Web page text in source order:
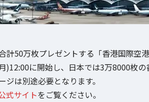
計50万枚プレゼントする「香港国際空
)12:00に開始し、日本では3万8000枚
は別途必要となります。
式サイトをご覧ください。